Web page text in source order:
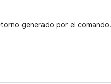
generado por el comando.